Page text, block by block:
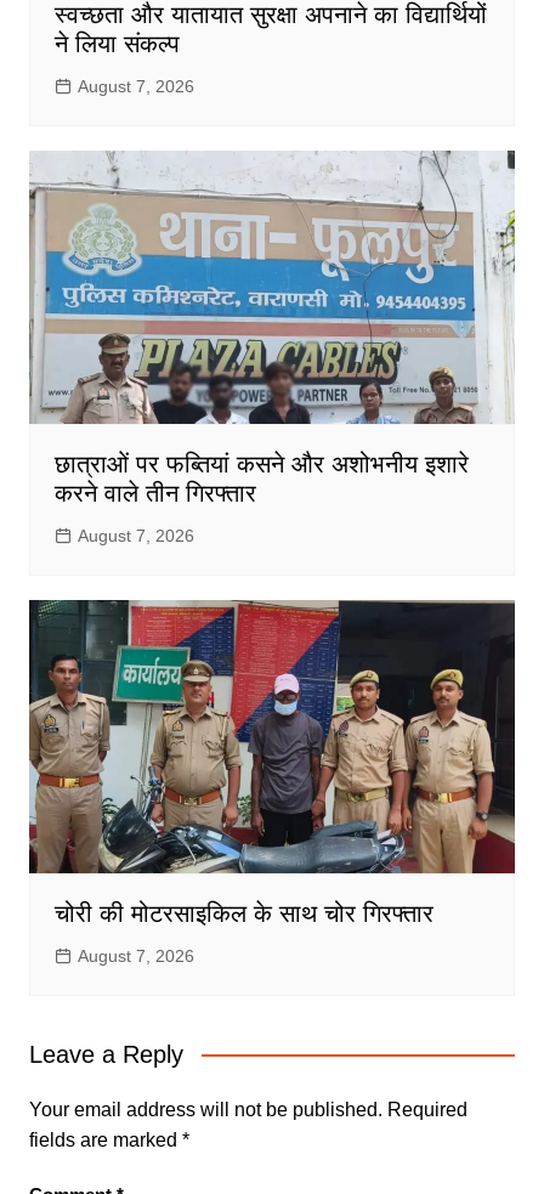
स्वच्छता और यातायात सुरक्षा अपनाने का विद्यार्थियों
ने लिया संकल्प
August 7, 2026
छात्राओं पर फब्तियां कसने और अशोभनीय इशारे
करने वाले तीन गिरफ्तार
August 7, 2026
चोरी की मोटरसाइकिल के साथ चोर गिरफ्तार
August 7, 2026
Leave a Reply
Your email address will not be published. Required
fields are marked *